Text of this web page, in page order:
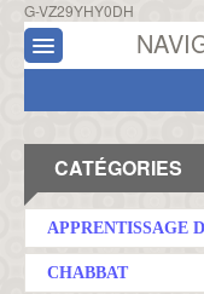
G-VZ29YHY0DH
CATÉGORIES
APPRENTISSAGE
CHABBAT